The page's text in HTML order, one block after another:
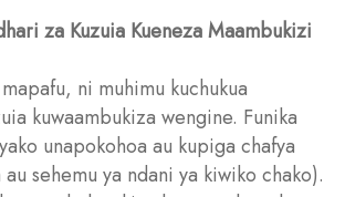
za Kuzuia Kueneza Maambukizi
ni muhimu kuchukua
kuwaambukiza wengine. Funika
unapokohoa au kupiga chafya
sehemu ya ndani ya kiwiko chako).